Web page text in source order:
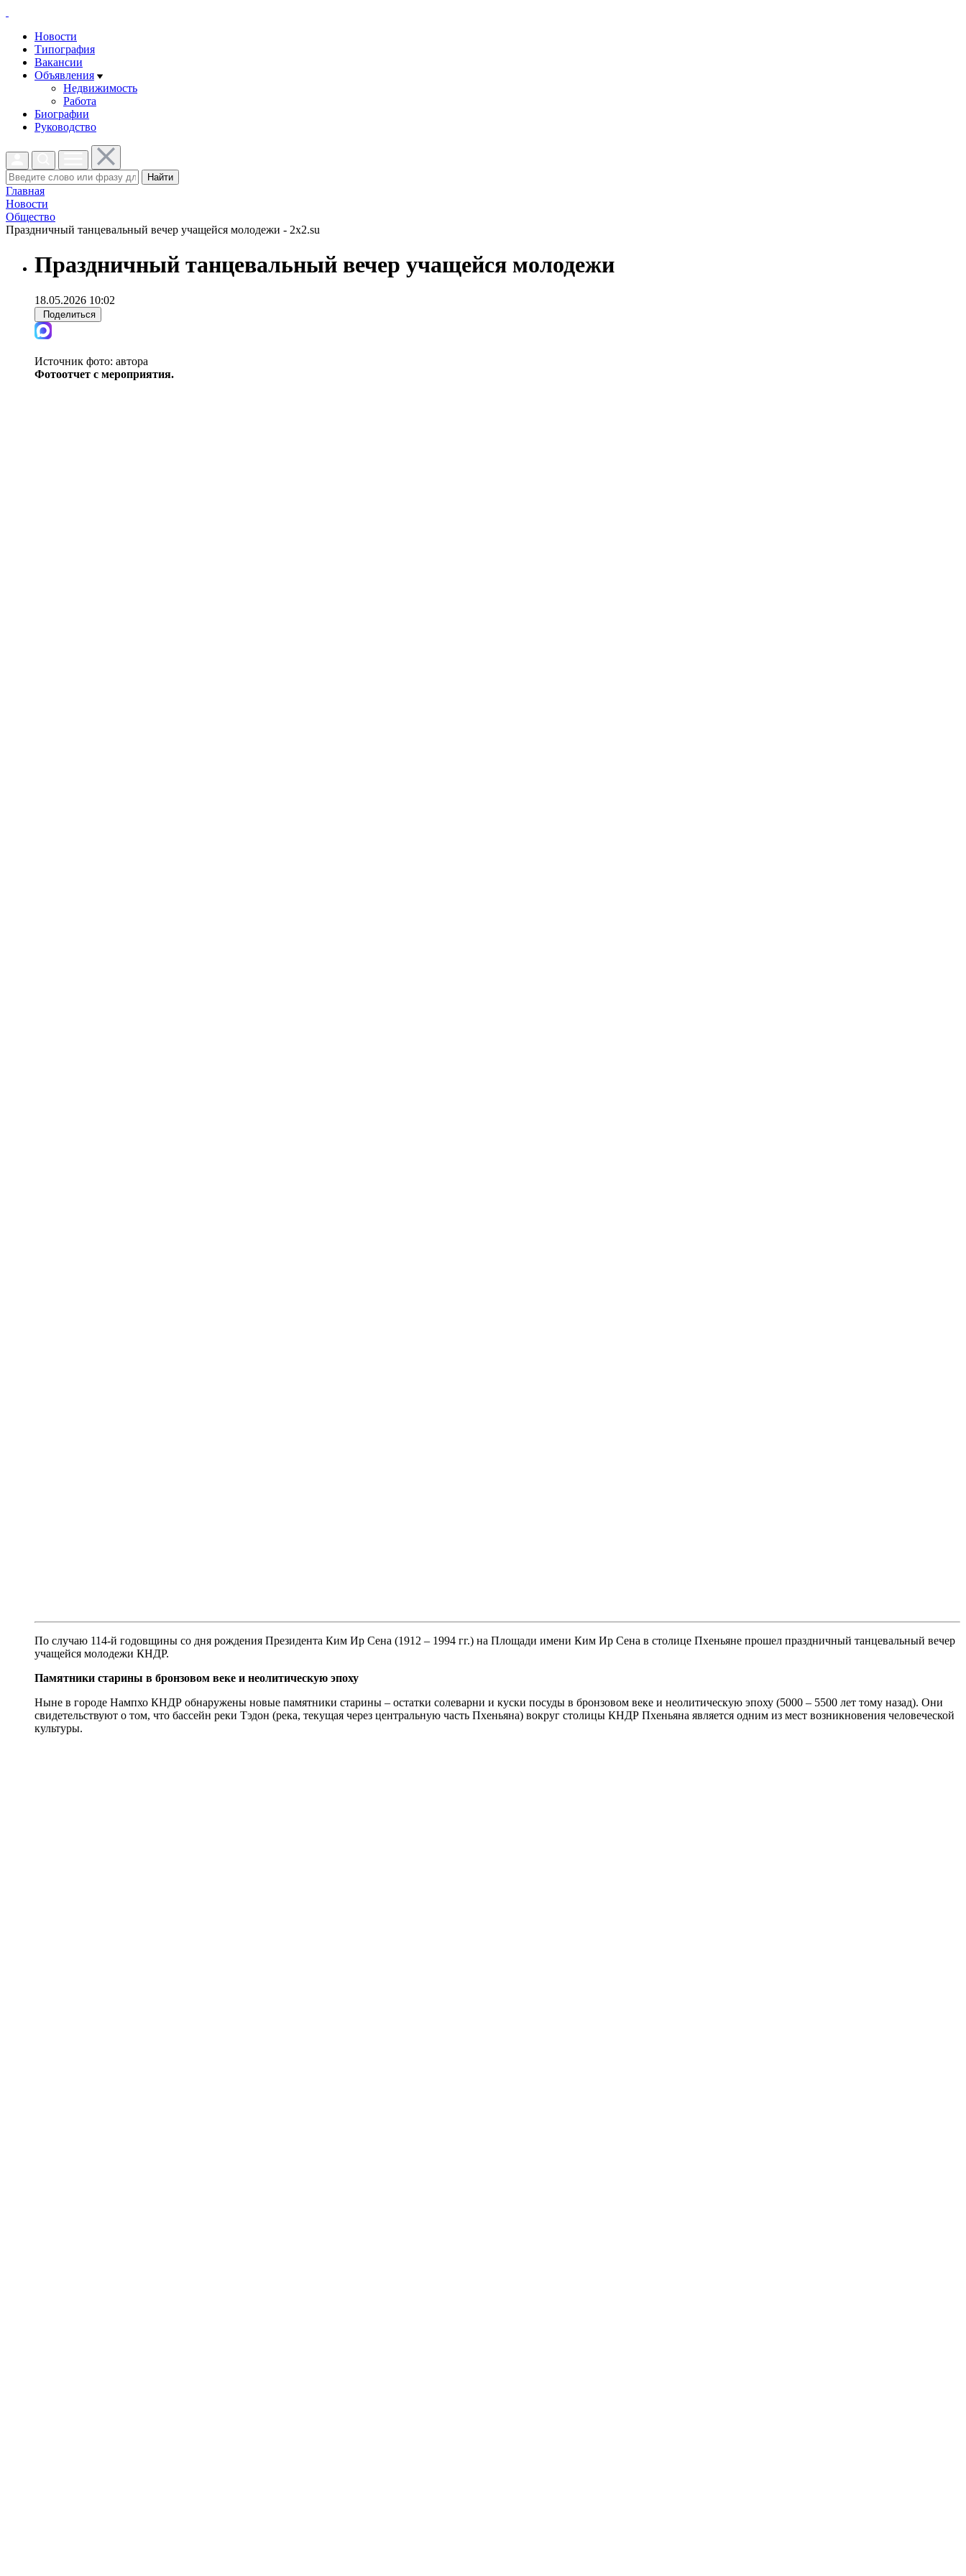
Новости
Типография
Вакансии
Объявления
Недвижимость
Работа
Биографии
Руководство
Найти
Главная
Новости
Общество
Праздничный танцевальный вечер учащейся молодежи - 2x2.su
Праздничный танцевальный вечер учащейся молодежи
18.05.2026 10:02
Поделиться
Источник фото: автора
Фотоотчет с мероприятия.
По случаю 114-й годовщины со дня рождения Президента Ким Ир Сена (1912 – 1994 гг.) на Площади имени Ким Ир Сена в столице Пхеньяне прошел праздничный танцевальный вечер
учащейся молодежи КНДР.
Памятники старины в бронзовом веке и неолитическую эпоху
Ныне в городе Нампхо КНДР обнаружены новые памятники старины – остатки солеварни и куски посуды в бронзовом веке и неолитическую эпоху (5000 – 5500 лет тому назад). Они
свидетельствуют о том, что бассейн реки Тэдон (река, текущая через центральную часть Пхеньяна) вокруг столицы КНДР Пхеньяна является одним из мест возникновения человеческой
культуры.